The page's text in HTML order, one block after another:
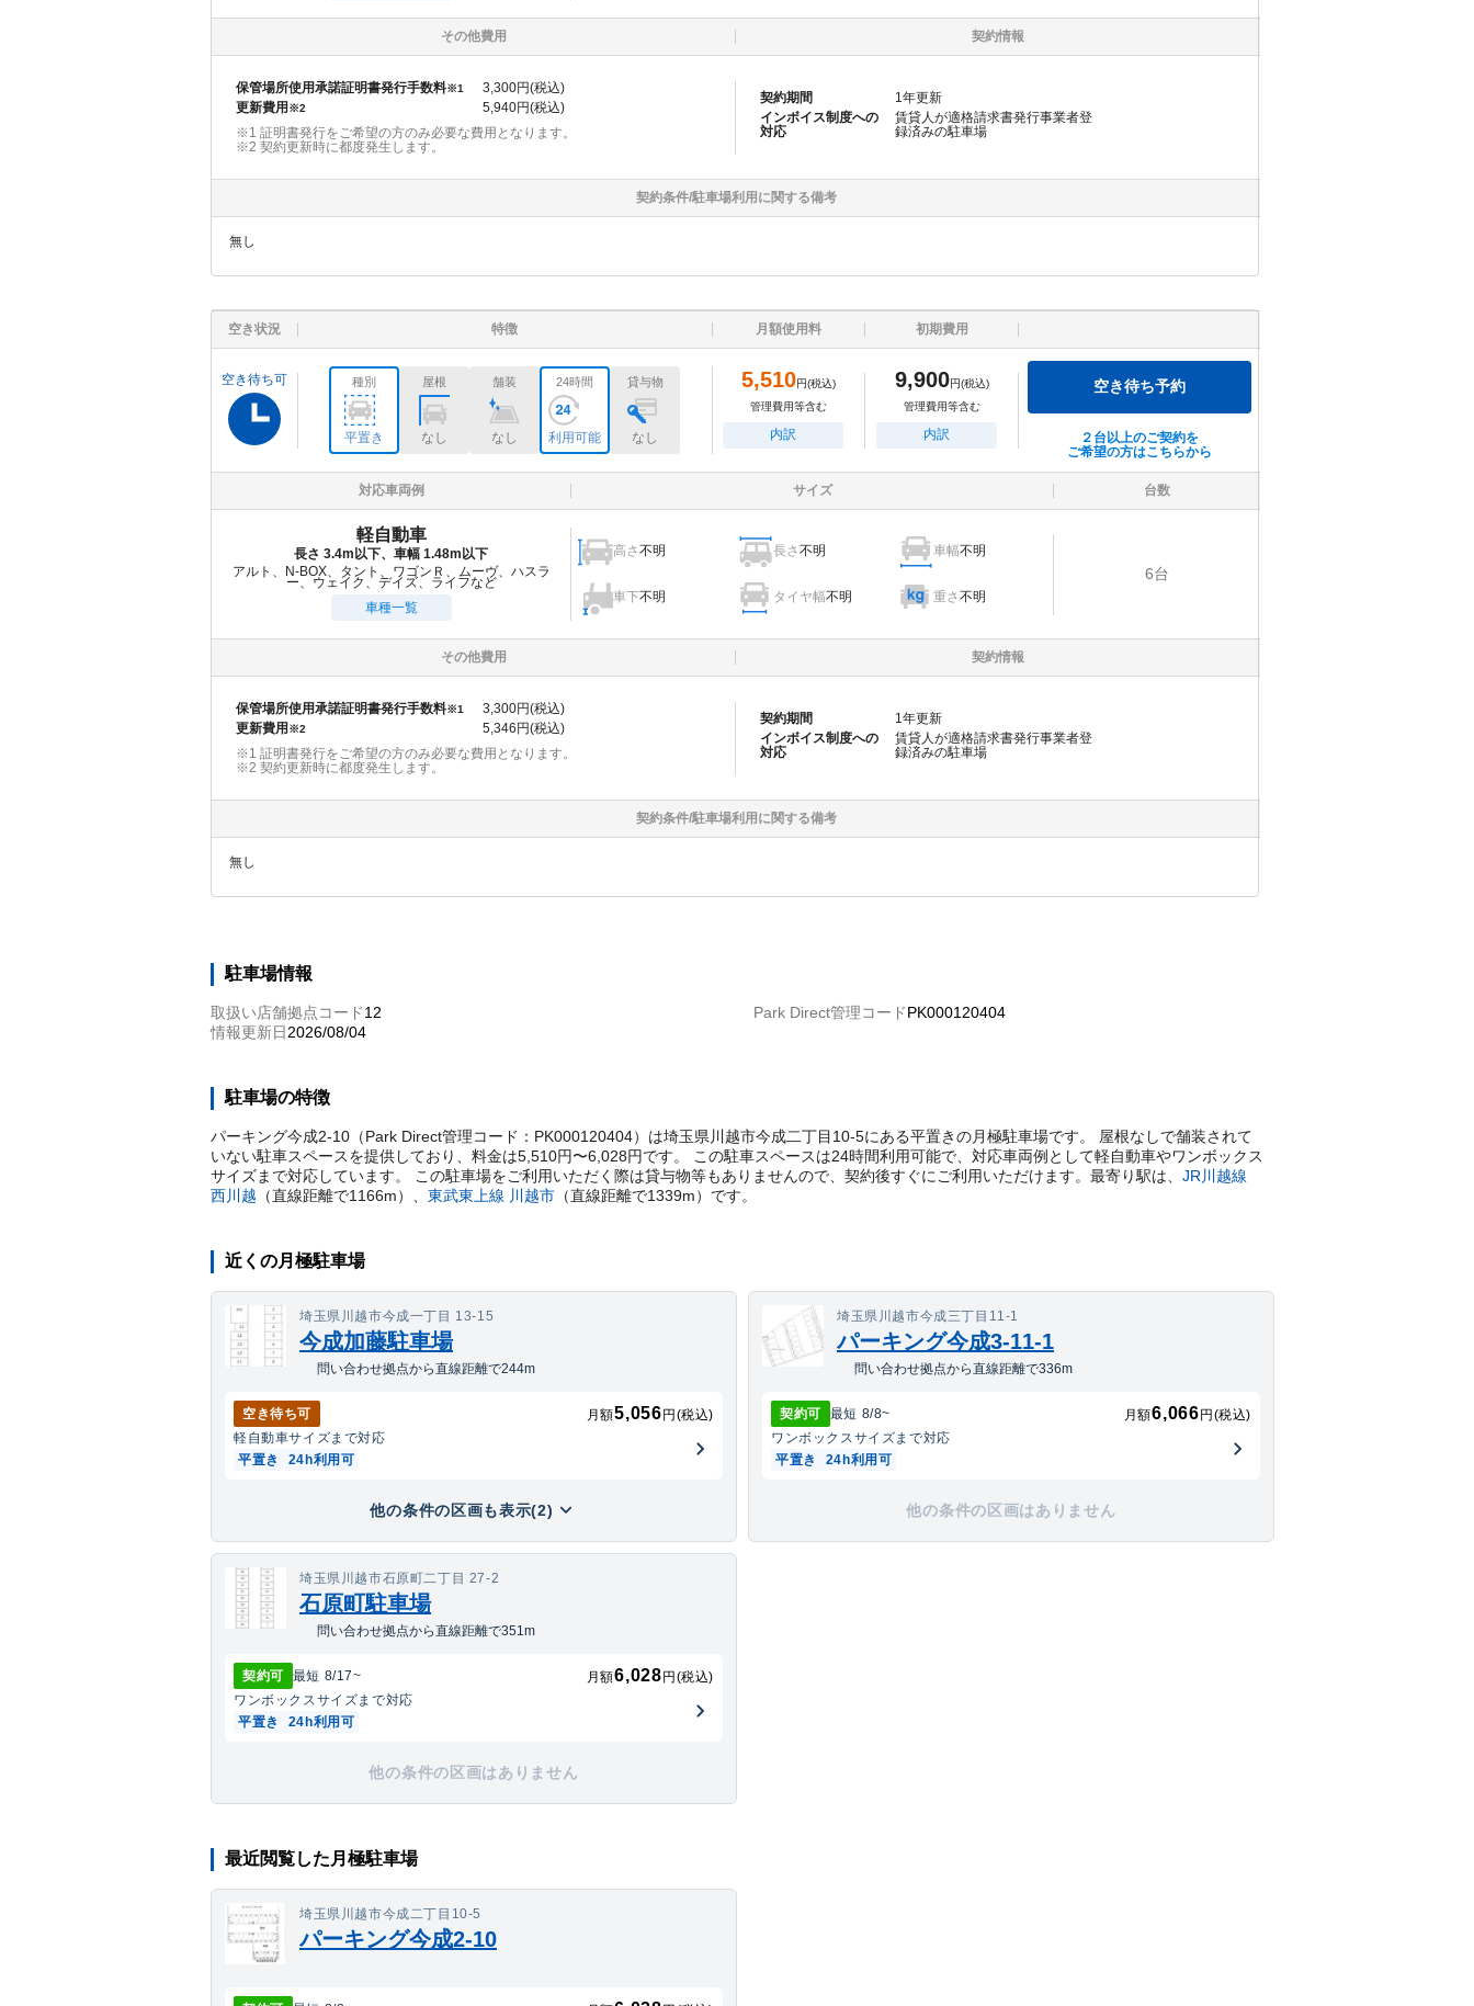
その他費用 契約情報
保管場所使用承諾証明書発行手数料※1 3,300円(税込)
更新費用※2 5,940円(税込)
※1 証明書発行をご希望の方のみ必要な費用となります。
※2 契約更新時に都度発生します。
契約期間 1年更新
インボイス制度への
対応
賃貸人が適格請求書発行事業者登
録済みの駐車場
契約条件/駐車場利用に関する備考
無し
空き状況 特徴 月額使用料 初期費用
空き待ち可 種別
平置き
屋根
なし
舗装
なし
24時間
利用可能
貸与物
なし
5,510円(税込)
管理費用等含む
内訳
9,900円(税込)
管理費用等含む
内訳
空き待ち予約
２台以上のご契約を
ご希望の方はこちらから
対応車両例 サイズ 台数
軽自動車
長さ 3.4m以下、車幅 1.48m以下
アルト、N-BOX、タント、ワゴンＲ、ムーヴ、ハスラ
ー、ウェイク、デイズ、ライフなど
車種一覧
高さ不明 長さ不明 車幅不明
車下不明 タイヤ幅不明 重さ不明
6台
その他費用 契約情報
保管場所使用承諾証明書発行手数料※1 3,300円(税込)
更新費用※2 5,346円(税込)
※1 証明書発行をご希望の方のみ必要な費用となります。
※2 契約更新時に都度発生します。
契約期間 1年更新
インボイス制度への
対応
賃貸人が適格請求書発行事業者登
録済みの駐車場
契約条件/駐車場利用に関する備考
無し
駐車場情報
取扱い店舗拠点コード12 Park Direct管理コードPK000120404
情報更新日2026/08/04
駐車場の特徴
パーキング今成2-10（Park Direct管理コード：PK000120404）は埼玉県川越市今成二丁目10-5にある平置きの月極駐車場です。 屋根なしで舗装されて
いない駐車スペースを提供しており、料金は5,510円〜6,028円です。 この駐車スペースは24時間利用可能で、対応車両例として軽自動車やワンボックス
サイズまで対応しています。 この駐車場をご利用いただく際は貸与物等もありませんので、契約後すぐにご利用いただけます。 最寄り駅は、 JR川越線
西川越 （直線距離で1166m） 東武東上線 川越市 （直線距離で1339m） です。
近くの月極駐車場
埼玉県川越市今成一丁目 13-15
今成加藤駐車場
問い合わせ拠点から直線距離で244m
空き待ち可 月額5,056 円(税込)
軽自動車サイズまで対応
平置き
24h利用可
他の条件の区画も表示(2)
埼玉県川越市今成三丁目11-1
パーキング今成3-11-1
問い合わせ拠点から直線距離で336m
契約可 最短 8/8~ 月額6,066 円(税込)
ワンボックスサイズまで対応
平置き
24h利用可
他の条件の区画はありません
埼玉県川越市石原町二丁目 27-2
石原町駐車場
問い合わせ拠点から直線距離で351m
契約可 最短 8/17~ 月額6,028 円(税込)
ワンボックスサイズまで対応
平置き
24h利用可
他の条件の区画はありません
最近閲覧した月極駐車場
埼玉県川越市今成二丁目10-5
パーキング今成2-10